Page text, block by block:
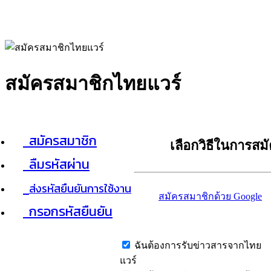
สมัครสมาชิกไทยแวร์
สมัครสมาชิก
ลืมรหัสผ่าน
ส่งรหัสยืนยันการใช้งาน
กรอกรหัสยืนยัน
เลือกวิธีในการส
สมัครสมาชิกด้วย Google
ฉันต้องการรับข่าวสารจากไทย
แวร์